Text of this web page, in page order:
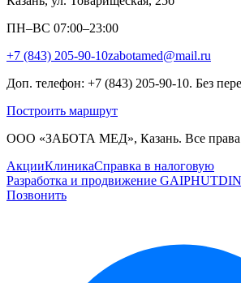
ПН–ВС 07:00–23:00
+7 (843) 205-90-10zabotamed@mail.ru
Доп. телефон: +7 (843) 205-90-10. Без
Построить маршрут
ООО «ЗАБОТА МЕД», Казань. Все
АкцииКлиникаСправка в налоговую
Разработка и продвижение
Позвонить